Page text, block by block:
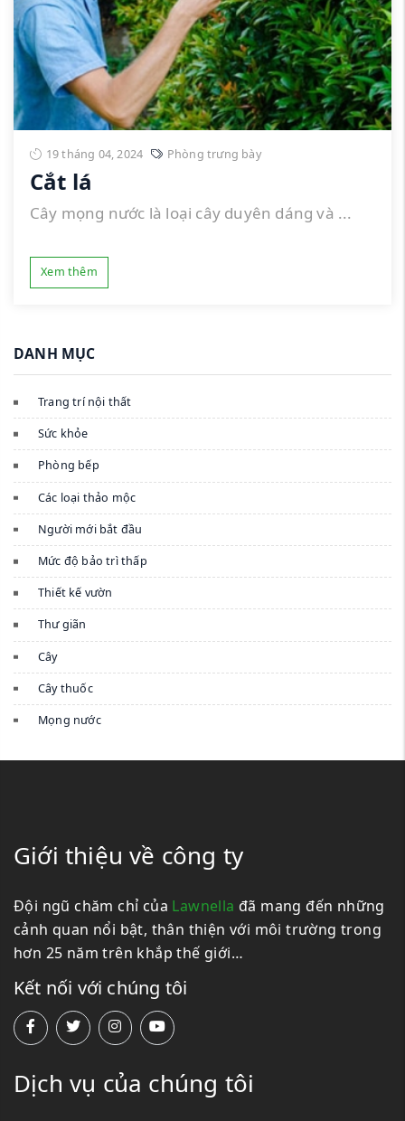
19 tháng 04, 2024 Phòng trưng bày
Cắt lá
Cây mọng nước là loại cây duyên dáng và ...
Xem thêm
DANH MỤC
Trang trí nội thất
Sức khỏe
Phòng bếp
Các loại thảo mộc
Người mới bắt đầu
Mức độ bảo trì thấp
Thiết kế vườn
Thư giãn
Cây
Cây thuốc
Mọng nước
Giới thiệu về công ty
Đội ngũ chăm chỉ của Lawnella đã mang đến những
cảnh quan nổi bật, thân thiện với môi trường trong
hơn 25 năm trên khắp thế giới…
Kết nối với chúng tôi
Dịch vụ của chúng tôi